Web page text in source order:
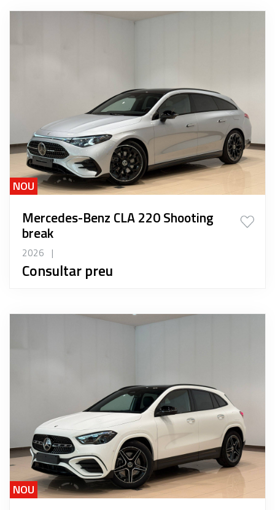
NOU
Mercedes-Benz CLA 220 Shooting
break
2026 |
Consultar preu
NOU